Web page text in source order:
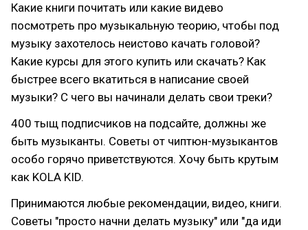
Какие книги почитать или какие видево
посмотреть про музыкальную теорию, чтобы под
музыку захотелось неистово качать головой?
Какие курсы для этого купить или скачать? Как
быстрее всего вкатиться в написание своей
музыки? С чего вы начинали делать свои треки?
400 тыщ подписчиков на подсайте, должны же
быть музыканты. Советы от чиптюн-музыкантов
особо горячо приветствуются. Хочу быть крутым
как KOLA KID.
Принимаются любые рекомендации, видео, книги.
Советы "просто начни делать музыку" или "да иди